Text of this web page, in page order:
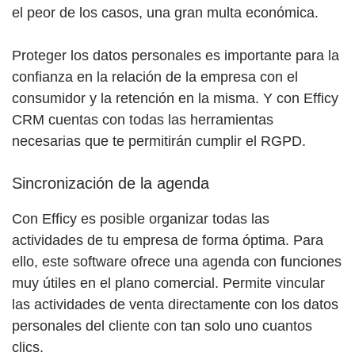
el peor de los casos, una gran multa económica.
Proteger los datos personales es importante para la
confianza en la relación de la empresa con el
consumidor y la retención en la misma. Y con Efficy
CRM cuentas con todas las herramientas
necesarias que te permitirán cumplir el RGPD.
Sincronización de la agenda
Con Efficy es posible organizar todas las
actividades de tu empresa de forma óptima. Para
ello, este software ofrece una agenda con funciones
muy útiles en el plano comercial. Permite vincular
las actividades de venta directamente con los datos
personales del cliente con tan solo uno cuantos
clics.